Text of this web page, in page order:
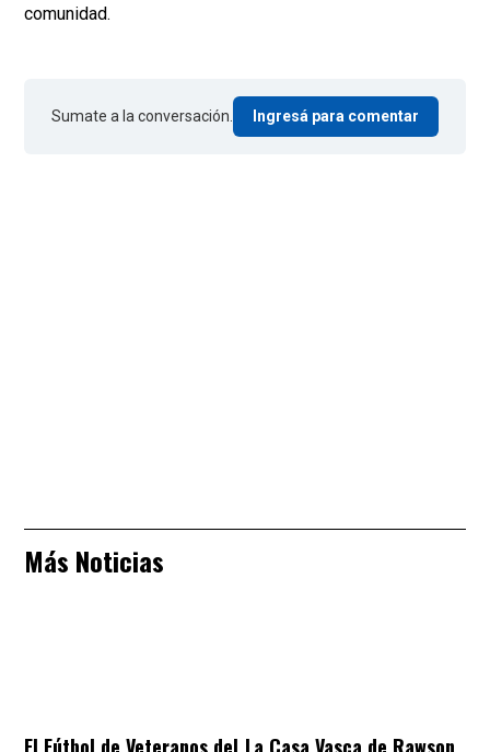
comunidad.
Sumate a la conversación. Ingresá para comentar
Más Noticias
El Fútbol de Veteranos del La Casa Vasca de Rawson